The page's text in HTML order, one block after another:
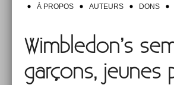
À PROPOS AUTEURS DONS
Wimbledon’s
garçons, jeunes